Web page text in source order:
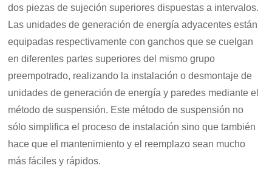
dos piezas de sujeción superiores dispuestas a intervalos.
Las unidades de generación de energía adyacentes están
equipadas respectivamente con ganchos que se cuelgan
en diferentes partes superiores del mismo grupo
preempotrado, realizando la instalación o desmontaje de
unidades de generación de energía y paredes mediante el
método de suspensión. Este método de suspensión no
sólo simplifica el proceso de instalación sino que también
hace que el mantenimiento y el reemplazo sean mucho
más fáciles y rápidos.